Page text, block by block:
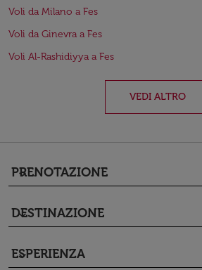
Voli da Milano a Fes
Voli da Ginevra a Fes
Voli Al-Rashidiyya a Fes
VEDI ALTRO
PRENOTAZIONE
keyboard_arrow_down
DESTINAZIONE
keyboard_arrow_down
ESPERIENZA
keyboard_arrow_down